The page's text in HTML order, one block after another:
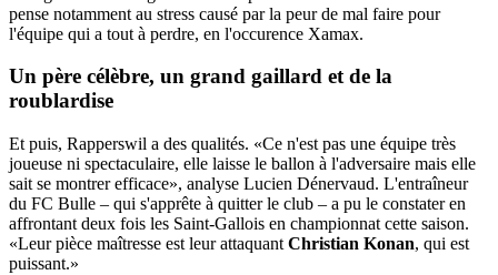
pense notamment au stress causé par la peur de mal faire pour
l'équipe qui a tout à perdre, en l'occurence Xamax.
Un père célèbre, un grand gaillard et de la
roublardise
Et puis, Rapperswil a des qualités. «Ce n'est pas une équipe très
joueuse ni spectaculaire, elle laisse le ballon à l'adversaire mais elle
sait se montrer efficace», analyse Lucien Dénervaud. L'entraîneur
du FC Bulle – qui s'apprête à quitter le club – a pu le constater en
affrontant deux fois les Saint-Gallois en championnat cette saison.
«Leur pièce maîtresse est leur attaquant Christian Konan, qui est
puissant.»